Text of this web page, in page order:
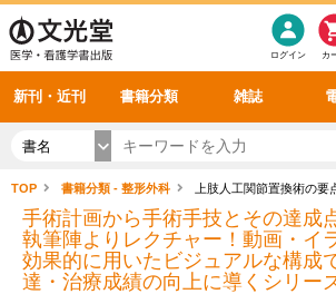
カ
ログイン
新刊・近刊 書籍分類 雑誌
感染症 老年医学
呼吸器
循環器
雑誌投稿規定
理学療法
雑誌案内・年間購読 最新号
電子書籍
電子雑誌
書籍「データに基づく臨床動作分析」WEB動画
書籍「眼手術学」WEB動画
書籍「神経症候学 II 改訂第二版」 WEB動画
新刊一覧
今後の発行予定
書名
TOP 書籍分類 - 整形外科 上肢人工関節置換術の要
手術計画から手術手技とその達成
執筆陣よりレクチャー！動画・イ
効果的に用いたビジュアルな構成
達・治療成績の向上に導くシリー